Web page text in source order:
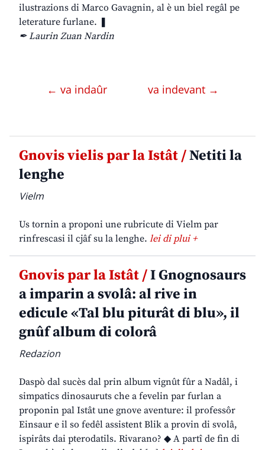
ilustrazions di Marco Gavagnin, al è un biel regâl pe
leterature furlane. ❚
✒ Laurin Zuan Nardin
← va indaûr va indevant →
Gnovis vielis par la Istât /Netiti la
lenghe
Vielm
Us tornin a proponi une rubricute di Vielm par
rinfrescasi il cjâf su la lenghe. lei di plui +
Gnovis par la Istât /I Gnognosaurs
a imparin a svolâ: al rive in
edicule «Tal blu piturât di blu», il
gnûf album di colorâ
Redazion
Daspò dal sucès dal prin album vignût fûr a Nadâl, i
simpatics dinosauruts che a fevelin par furlan a
proponin pal Istât une gnove aventure: il professôr
Einsaur e il so fedêl assistent Blik a provin di svolâ,
ispirâts dai pterodatils. Rivarano? ◆ A partî de fin di